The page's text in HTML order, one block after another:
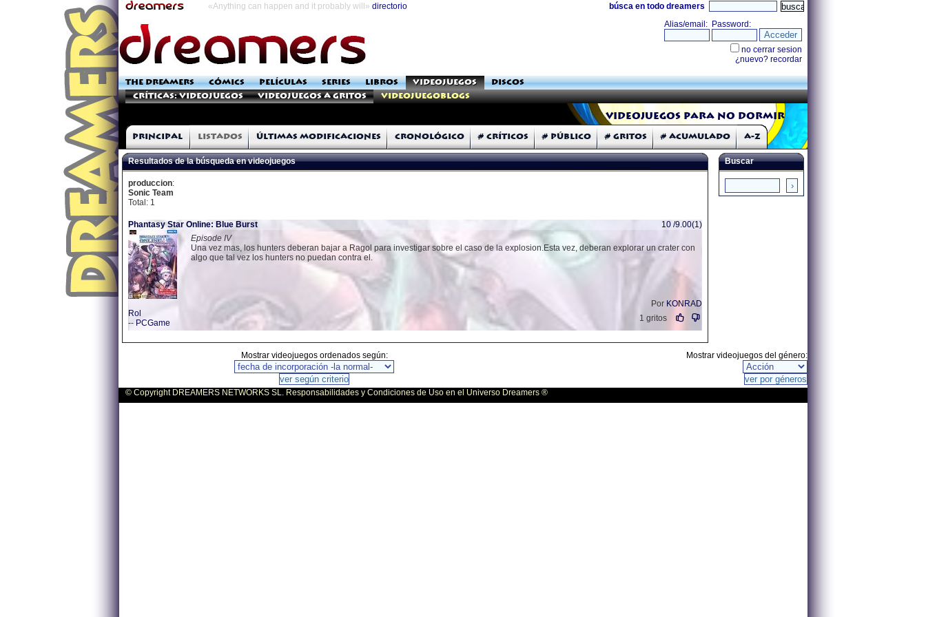
«Anything can happen and it probably will» directorio búsca en todo dreamers
THE DREAMERS CÓMICS PELÍCULAS SERIES LIBROS VIDEOJUEGOS
DISCOS
Críticas: Videojuegos
Videojuegos a Gritos Videojuegoblogs
Videojuegos para no dormir
Principal Listados Últimas modificaciones Cronológico # Críticos # Público # Gritos # Acumulado A-Z
Resultados de la búsqueda en videojuegos
produccion:
Sonic Team
Total: 1
Phantasy Star Online: Blue Burst
10 /9.00(1)
Episode IV
Una vez mas, los hunters deberan bajar a Ragol para investigar sobre el caso de la explosion.Esta vez, deberan explorar un crater con
algo que tal vez los hunters no puedan contra el.
Por KONRAD
Rol
-- PCGame 1 gritos
Buscar
Mostrar videojuegos ordenados según: Mostrar videojuegos del género:
© Copyright DREAMERS NETWORKS SL. Responsabilidades y Condiciones de Uso en el Universo Dreamers ®